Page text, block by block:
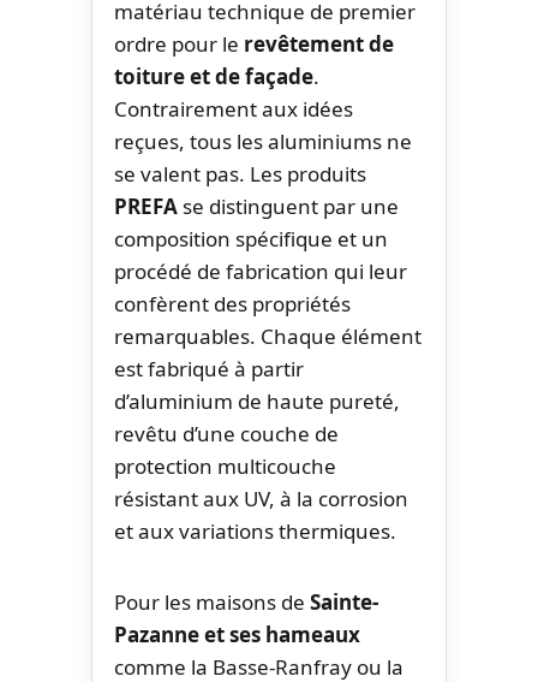
matériau technique de premier
ordre pour le revêtement de
toiture et de façade.
Contrairement aux idées
reçues, tous les aluminiums ne
se valent pas. Les produits
PREFA se distinguent par une
composition spécifique et un
procédé de fabrication qui leur
confèrent des propriétés
remarquables. Chaque élément
est fabriqué à partir
d’aluminium de haute pureté,
revêtu d’une couche de
protection multicouche
résistant aux UV, à la corrosion
et aux variations thermiques.
Pour les maisons de Sainte-
Pazanne et ses hameaux
comme la Basse-Ranfray ou la